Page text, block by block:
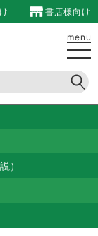
書店様向け
menu
）